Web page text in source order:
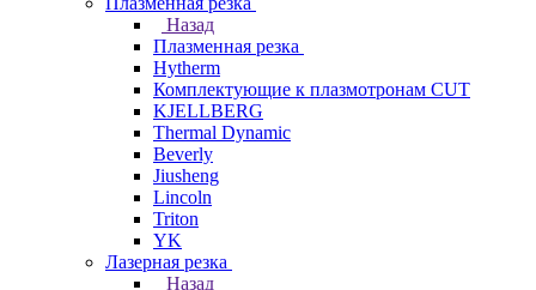
Назад
Плазменная резка
Hytherm
Комплектующие к плазмотронам CUT
KJELLBERG
Thermal Dynamic
Beverly
Jiusheng
Lincoln
Triton
YK
Лазерная резка
Назад